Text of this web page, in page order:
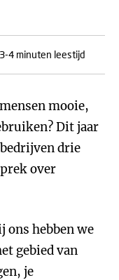
3-4 minuten leestijd
mooie,
Dit jaar
drie
over
ons hebben we
gebied van
je